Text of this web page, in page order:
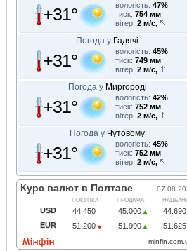
+31° вологість: 47%
тиск: 754 мм
вітер: 2 м/с,
Погода у Гадячі
+31° вологість: 45%
тиск: 749 мм
вітер: 2 м/с,
Погода у Миргороді
+31° вологість: 42%
тиск: 752 мм
вітер: 2 м/с,
Погода у Чутовому
+31° вологість: 45%
тиск: 752 мм
вітер: 2 м/с,